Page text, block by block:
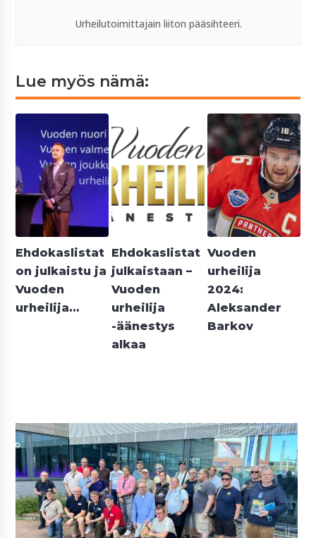
Urheilutoimittajain liiton pääsihteeri.
Lue myös nämä:
Ehdokaslistat
on julkaistu ja
Vuoden
urheilija…
Ehdokaslistat
julkaistaan –
Vuoden
urheilija
-äänestys
alkaa
Vuoden
urheilija
2024:
Aleksander
Barkov